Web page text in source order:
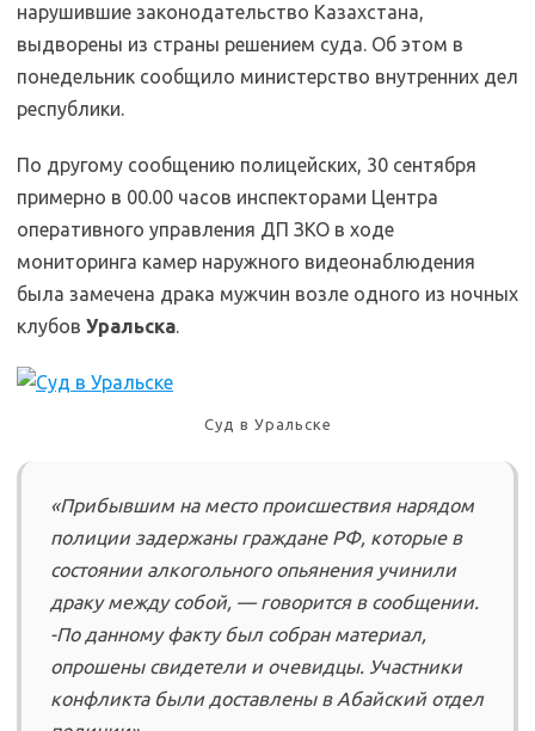
нарушившие законодательство Казахстана,
выдворены из страны решением суда. Об этом в
понедельник сообщило министерство внутренних дел
республики.
По другому сообщению полицейских, 30 сентября
примерно в 00.00 часов инспекторами Центра
оперативного управления ДП ЗКО в ходе
мониторинга камер наружного видеонаблюдения
была замечена драка мужчин возле одного из ночных
клубов Уральска.
Суд в Уральске
«Прибывшим на место происшествия нарядом
полиции задержаны граждане РФ, которые в
состоянии алкогольного опьянения учинили
драку между собой, — говорится в сообщении.
-По данному факту был собран материал,
опрошены свидетели и очевидцы. Участники
конфликта были доставлены в Абайский отдел